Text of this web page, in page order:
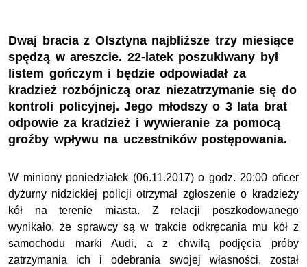
Dwaj bracia z Olsztyna najbliższe trzy miesiące
spędzą w areszcie. 22-latek poszukiwany był
listem gończym i będzie odpowiadał za
kradzież rozbójniczą oraz niezatrzymanie się do
kontroli policyjnej. Jego młodszy o 3 lata brat
odpowie za kradzież i wywieranie za pomocą
groźby wpływu na uczestników postępowania.
W miniony poniedziałek (06.11.2017) o godz. 20:00 oficer
dyżurny nidzickiej policji otrzymał zgłoszenie o kradzieży
kół na terenie miasta. Z relacji poszkodowanego
wynikało, że sprawcy są w trakcie odkręcania mu kół z
samochodu marki Audi, a z chwilą podjęcia próby
zatrzymania ich i odebrania swojej własności, został